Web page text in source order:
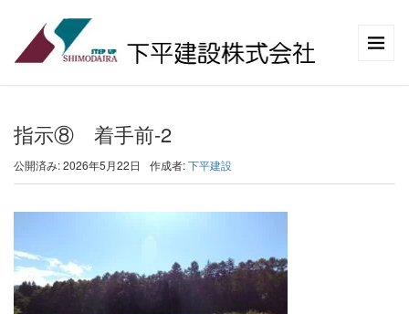
指示⑧ 着手前-2
公開済み: 2026年5月22日 作成者:下平建設